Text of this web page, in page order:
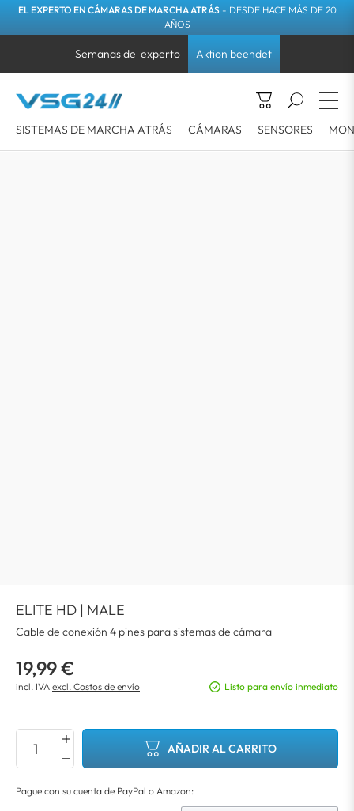
EL EXPERTO EN CÁMARAS DE MARCHA ATRÁS- DESDE HACE MÁS DE 20
AÑOS
Semanas del experto Aktion beendet
SISTEMAS DE MARCHA ATRÁS CÁMARAS SENSORES
ELITE HD | MALE
Cable de conexión 4 pines para sistemas de cámara
19,99 €
incl. IVA excl. Costos de envío Listo para envío inmediato
AÑADIR AL CARRITO